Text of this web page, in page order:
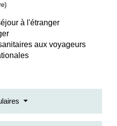
à l'étranger
aux voyageurs